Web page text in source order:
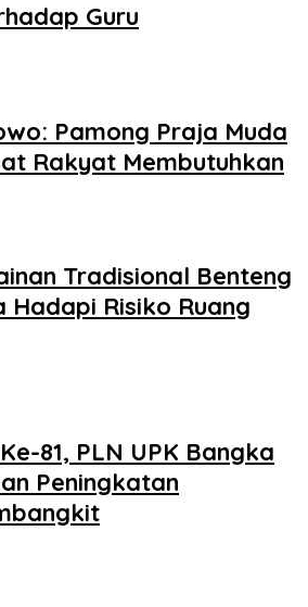
Guru
Pamong Praja Muda
Rakyat Membutuhkan
Tradisional Benteng
Hadapi Risiko Ruang
81, PLN UPK Bangka
Peningkatan